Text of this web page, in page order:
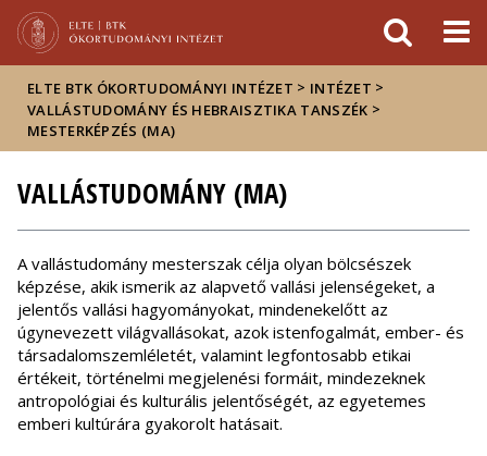
sajtóban
ELTE BTK ÓKORTUDOMÁNYI INTÉZET > INTÉZET >
VALLÁSTUDOMÁNY ÉS HEBRAISZTIKA TANSZÉK >
MESTERKÉPZÉS (MA)
VALLÁSTUDOMÁNY (MA)
A vallástudomány mesterszak célja olyan bölcsészek
képzése, akik ismerik az alapvető vallási jelenségeket, a
jelentős vallási hagyományokat, mindenekelőtt az
úgynevezett világvallásokat, azok istenfogalmát, ember- és
társadalomszemléletét, valamint legfontosabb etikai
értékeit, történelmi megjelenési formáit, mindezeknek
antropológiai és kulturális jelentőségét, az egyetemes
emberi kultúrára gyakorolt hatásait.